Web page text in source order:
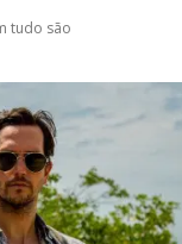
tudo são